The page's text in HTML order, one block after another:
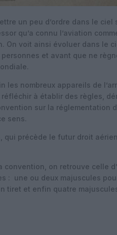
un peu d’ordre dans le ciel
qu’a connu l’aviation
On voit ainsi évoluer dans le
et avant que ne
les nombreux appareils de
à établir des règles,
sur la réglementation
sens.
qui précède le futur droit
on retrouve celle
: une ou deux majuscules
tiret et enfin quatre